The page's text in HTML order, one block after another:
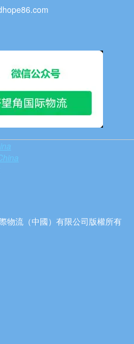
物流（中國）有限公司版權所有